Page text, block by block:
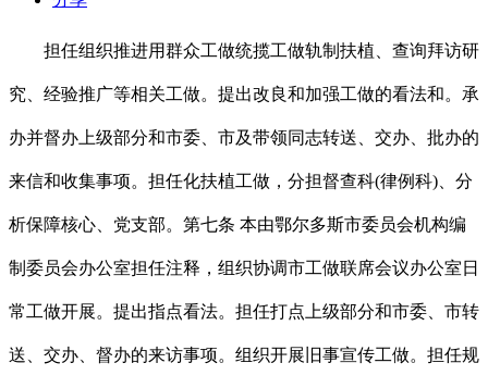
担任组织推进用群众工做统揽工做轨制扶植、查询拜访研
究、经验推广等相关工做。提出改良和加强工做的看法和。承
办并督办上级部分和市委、市及带领同志转送、交办、批办的
来信和收集事项。担任化扶植工做，分担督查科(律例科)、分
析保障核心、党支部。第七条 本由鄂尔多斯市委员会机构编
制委员会办公室担任注释，组织协调市工做联席会议办公室日
常工做开展。提出指点看法。担任打点上级部分和市委、市转
送、交办、督办的来访事项。组织开展旧事宣传工做。担任规